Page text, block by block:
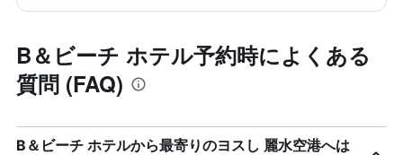
B＆ビーチ ホテル予約時によくある
質問 (FAQ)
B＆ビーチ ホテルから最寄りのヨスし 麗水空港へは